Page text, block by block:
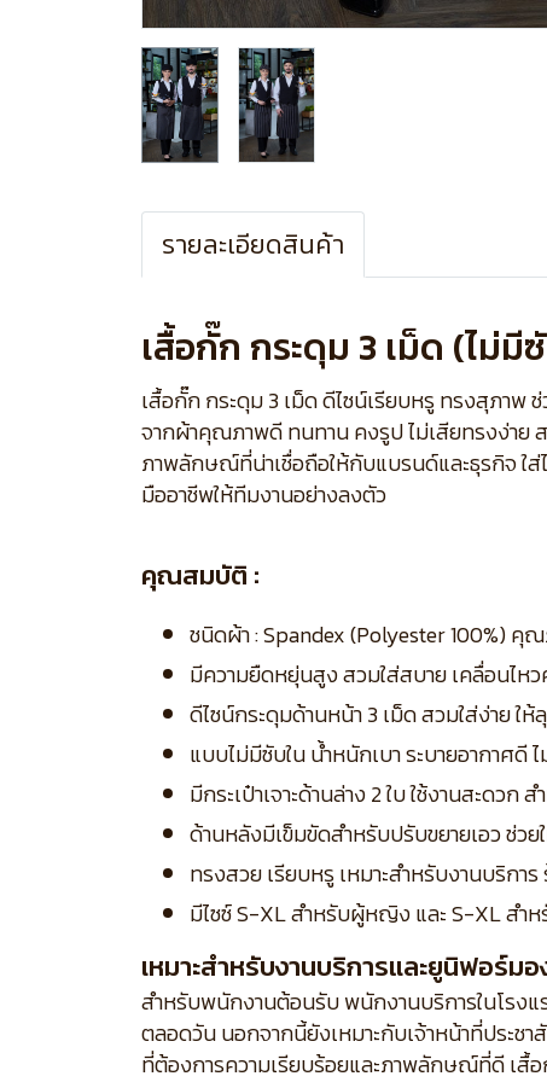
รายละเอียดสินค้า
เสื้อกั๊ก กระดุม 3 เม็ด (ไม่มี
เสื้อกั๊ก กระดุม 3 เม็ด ดีไซน์เรียบหรู ทรงสุภาพ
จากผ้าคุณภาพดี ทนทาน คงรูป ไม่เสียทรงง่าย ส
ภาพลักษณ์ที่น่าเชื่อถือให้กับแบรนด์และธุรกิจ ใส่
มืออาชีพให้ทีมงานอย่างลงตัว
คุณสมบัติ :
ชนิดผ้า : Spandex (Polyester 100%) คุ
มีความยืดหยุ่นสูง สวมใส่สบาย เคลื่อนไห
ดีไซน์กระดุมด้านหน้า 3 เม็ด สวมใส่ง่าย ใ
แบบไม่มีซับใน น้ำหนักเบา ระบายอากาศดี
มีกระเป๋าเจาะด้านล่าง 2 ใบ ใช้งานสะดว
ด้านหลังมีเข็มขัดสำหรับปรับขยายเอว ช่ว
ทรงสวย เรียบหรู เหมาะสำหรับงานบริกา
มีไซซ์ S-XL สำหรับผู้หญิง และ S-XL สำ
เหมาะสำหรับงานบริการและยูนิฟอร์
สำหรับพนักงานต้อนรับ พนักงานบริการในโรงแ
ตลอดวัน นอกจากนี้ยังเหมาะกับเจ้าหน้าที่ประ
ที่ต้องการความเรียบร้อยและภาพลักษณ์ที่ดี เสื้